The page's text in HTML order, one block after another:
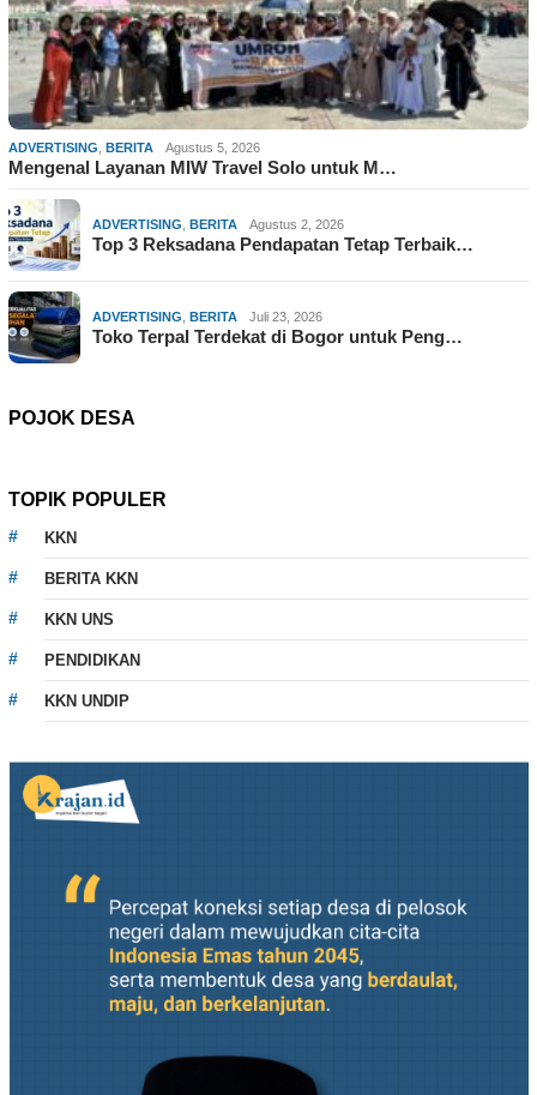
ADVERTISING BERITA Agustus 5, 2026
Mengenal Layanan MIW Travel Solo untuk M…
ADVERTISING BERITA Agustus 2, 2026
Top 3 Reksadana Pendapatan Tetap Terbaik…
ADVERTISING BERITA Juli 23, 2026
Toko Terpal Terdekat di Bogor untuk Peng…
POJOK DESA
TOPIK POPULER
KKN
BERITA KKN
KKN UNS
PENDIDIKAN
KKN UNDIP